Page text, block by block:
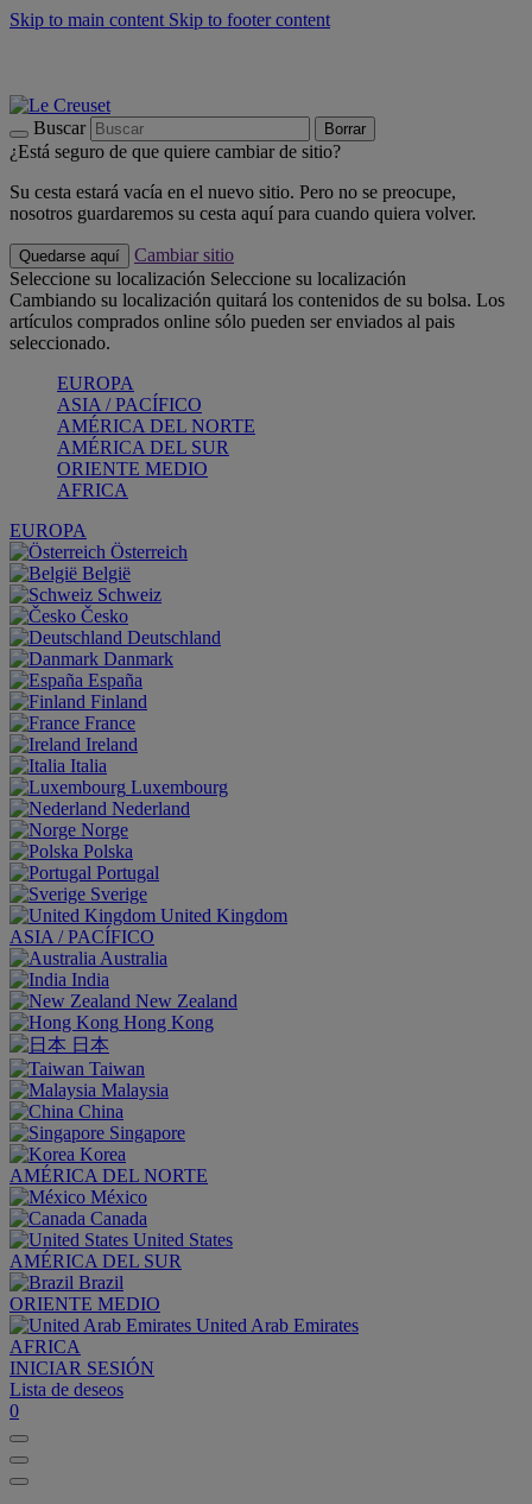
Skip to main content Skip to footer content
Buscar Borrar
¿Está seguro de que quiere cambiar de sitio?
Su cesta estará vacía en el nuevo sitio. Pero no se preocupe,
nosotros guardaremos su cesta aquí para cuando quiera volver.
Quedarse aquí
Cambiar sitio
Seleccione su localización Seleccione su localización
Cambiando su localización quitará los contenidos de su bolsa. Los
artículos comprados online sólo pueden ser enviados al pais
seleccionado.
EUROPA
ASIA / PACÍFICO
AMÉRICA DEL NORTE
AMÉRICA DEL SUR
ORIENTE MEDIO
AFRICA
EUROPA
Österreich
België
Schweiz
Česko
Deutschland
Danmark
España
Finland
France
Ireland
Italia
Luxembourg
Nederland
Norge
Polska
Portugal
Sverige
United Kingdom
ASIA / PACÍFICO
Australia
India
New Zealand
Hong Kong
日本
Taiwan
Malaysia
China
Singapore
Korea
AMÉRICA DEL NORTE
México
Canada
United States
AMÉRICA DEL SUR
Brazil
ORIENTE MEDIO
United Arab Emirates
AFRICA
INICIAR SESIÓN
Lista de deseos
0